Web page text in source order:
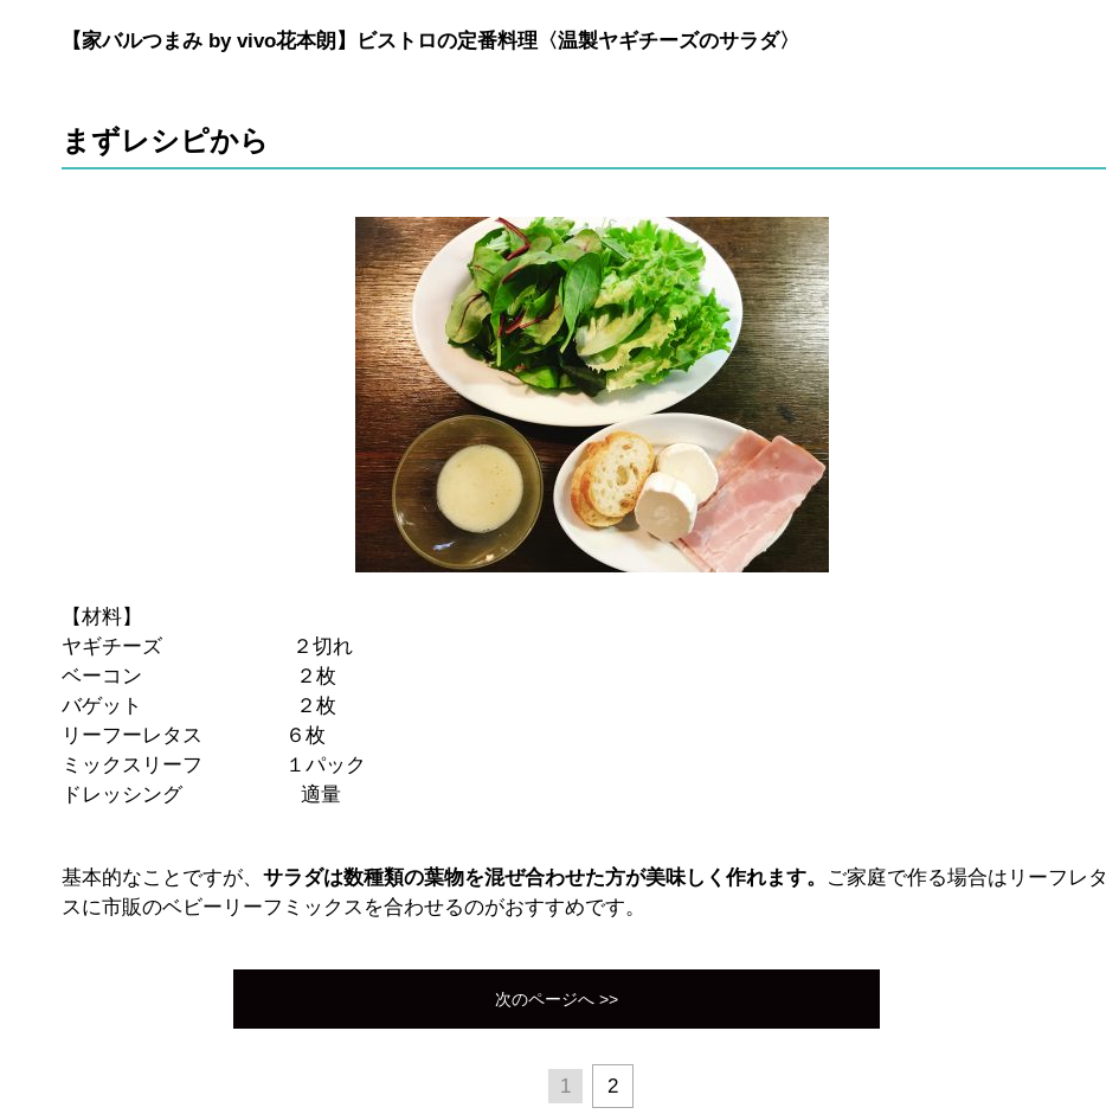
【家バルつまみ by vivo花本朗】ビストロの定番料理〈温製ヤギチーズのサラダ〉
まずレシピから
【材料】
ヤギチーズ ２切れ
ベーコン ２枚
バゲット ２枚
リーフーレタス ６枚
ミックスリーフ １パック
ドレッシング 適量
基本的なことですが、サラダは数種類の葉物を混ぜ合わせた方が美味しく作れます。 ご家庭で作る場合はリーフレタ
スに市販のベビーリーフミックスを合わせるのがおすすめです。
次のページへ >>
1 2